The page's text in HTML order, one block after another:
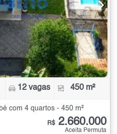
12 vagas 450 m²
com 4 quartos - 450 m²
R$ 2.660.000
Aceita Permuta